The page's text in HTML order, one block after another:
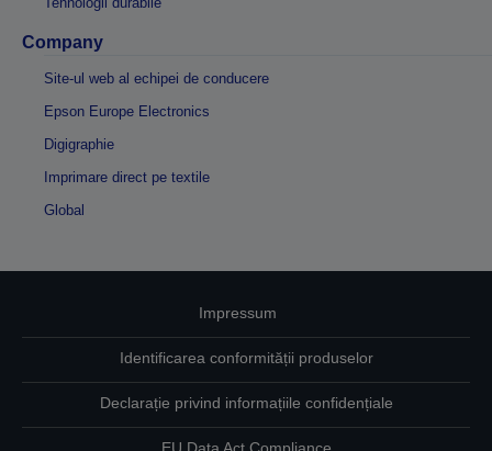
Company
Site-ul web al echipei de conducere
Epson Europe Electronics
Digigraphie
Imprimare direct pe textile
Global
Impressum
Identificarea conformității produselor
Declarație privind informațiile confidențiale